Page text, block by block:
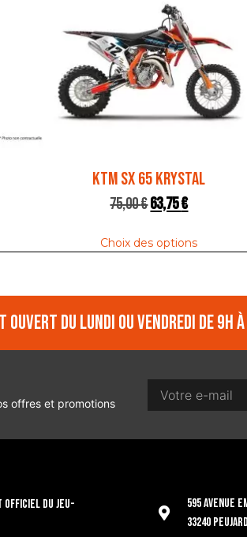
KTM SX 65 KRYSTAL
75,00€63,75€
Choix des options
du lundi ou vendredi de 9h à
offres et promotions
OFFICIEL DU JEU-
595 Avenue
33240 Peujard